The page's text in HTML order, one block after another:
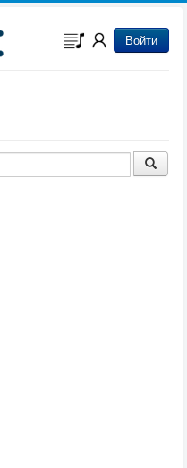
Войти
Музыка из сериалов